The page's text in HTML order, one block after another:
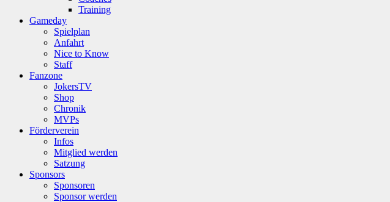
Training
Gameday
Spielplan
Anfahrt
Nice to Know
Staff
Fanzone
JokersTV
Shop
Chronik
MVPs
Förderverein
Infos
Mitglied werden
Satzung
Sponsors
Sponsoren
Sponsor werden